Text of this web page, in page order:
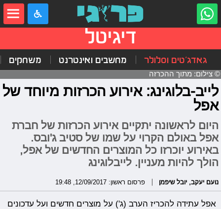
דיגיטל
גאדג'טים וסלולר מחשבים ואינטרנט משחקים
© צילום: מתוך ההכרזה
לייב-בלוגינג: אירוע הכרזות מיוחד של
אפל
היום לראשונה יתקיים אירוע הכרזות של חברת
אפל באולם הקרוי על שמו של סטיב ג'ובס.
באירוע יוכרזו כל המוצרים החדשים של אפל,
הולך להיות מעניין. לייבלוגינג
נועם יעקב, יובל שיפמן פרסום ראשון: 12/09/2017, 19:48
אפל עתידה להכריז הערב (ג') על מוצרים חדשים ועל עדכונים